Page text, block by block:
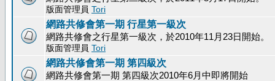
版面管理員 Tori
網路共修會第一期 行星第一級次
網路共修會之行星第一級次，於2010年11月23日開始。
版面管理員 Tori
網路共修會第一期 第四級次
網路共修會第一期 第四級次2010年6月中即將開始